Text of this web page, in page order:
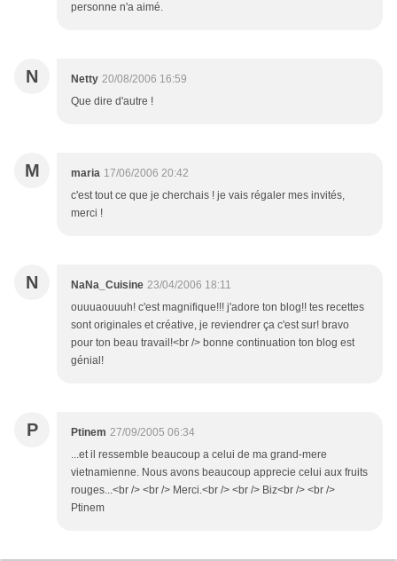
personne n'a aimé.
N Netty 20/08/2006 16:59
Que dire d'autre !
M maria 17/06/2006 20:42
c'est tout ce que je cherchais ! je vais régaler mes invités,
merci !
N NaNa_Cuisine 23/04/2006 18:11
ouuuaouuuh! c'est magnifique!!! j'adore ton blog!! tes recettes
sont originales et créative, je reviendrer ça c'est sur! bravo
pour ton beau travail!<br /> bonne continuation ton blog est
génial!
P Ptinem 27/09/2005 06:34
...et il ressemble beaucoup a celui de ma grand-mere
vietnamienne. Nous avons beaucoup apprecie celui aux fruits
rouges...<br /> <br /> Merci.<br /> <br /> Biz<br /> <br />
Ptinem